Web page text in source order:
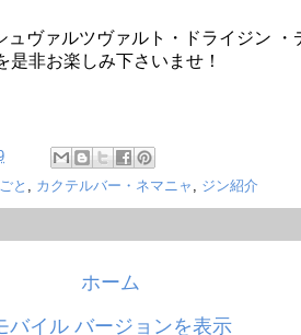
ュヴァルツヴァルト・ドライジン ・
是非お楽しみ下さいませ！
と , カクテルバー・ネマニャ , ジン紹介
ホーム
バイル バージョンを表示